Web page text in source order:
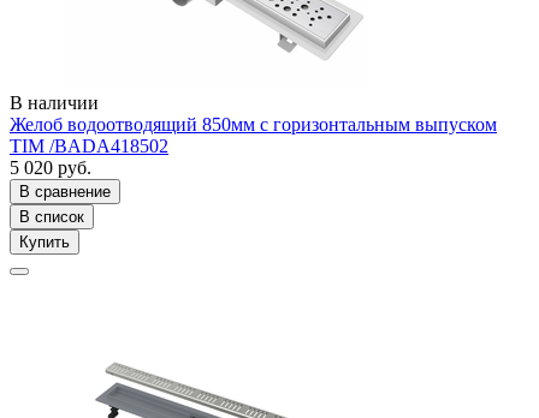
В наличии
Желоб водоотводящий 850мм с горизонтальным выпуском
TIM /BADA418502
5 020 руб.
В сравнение
В список
Купить